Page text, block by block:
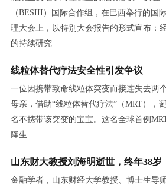
（BESIII）国际合作组，在巴西举行的国
理大会上，以特别大会报告的形式宣布：
的持续研究
线粒体替代疗法安全性引发争议
一位因携带致命线粒体突变而接连失去两
母亲，借助“线粒体替代疗法”（MRT），
名不携带该突变的宝宝。这名全球首例
降生
山东财大教授刘海明逝世，终年38岁
金融学者，山东财经大学教授、博士生导